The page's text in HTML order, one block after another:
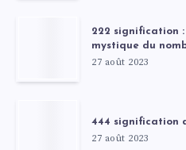
222 signification
mystique du
27 août 2023
444 signification
27 août 2023